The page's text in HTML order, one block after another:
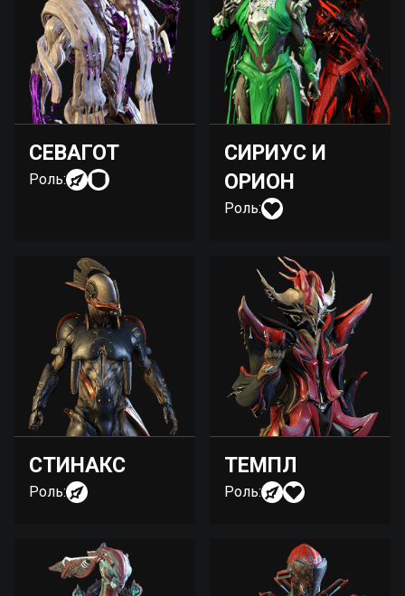
СЕВАГОТ
Роль:
СИРИУС И
ОРИОН
Роль:
СТИНАКС
Роль:
ТЕМПЛ
Роль: